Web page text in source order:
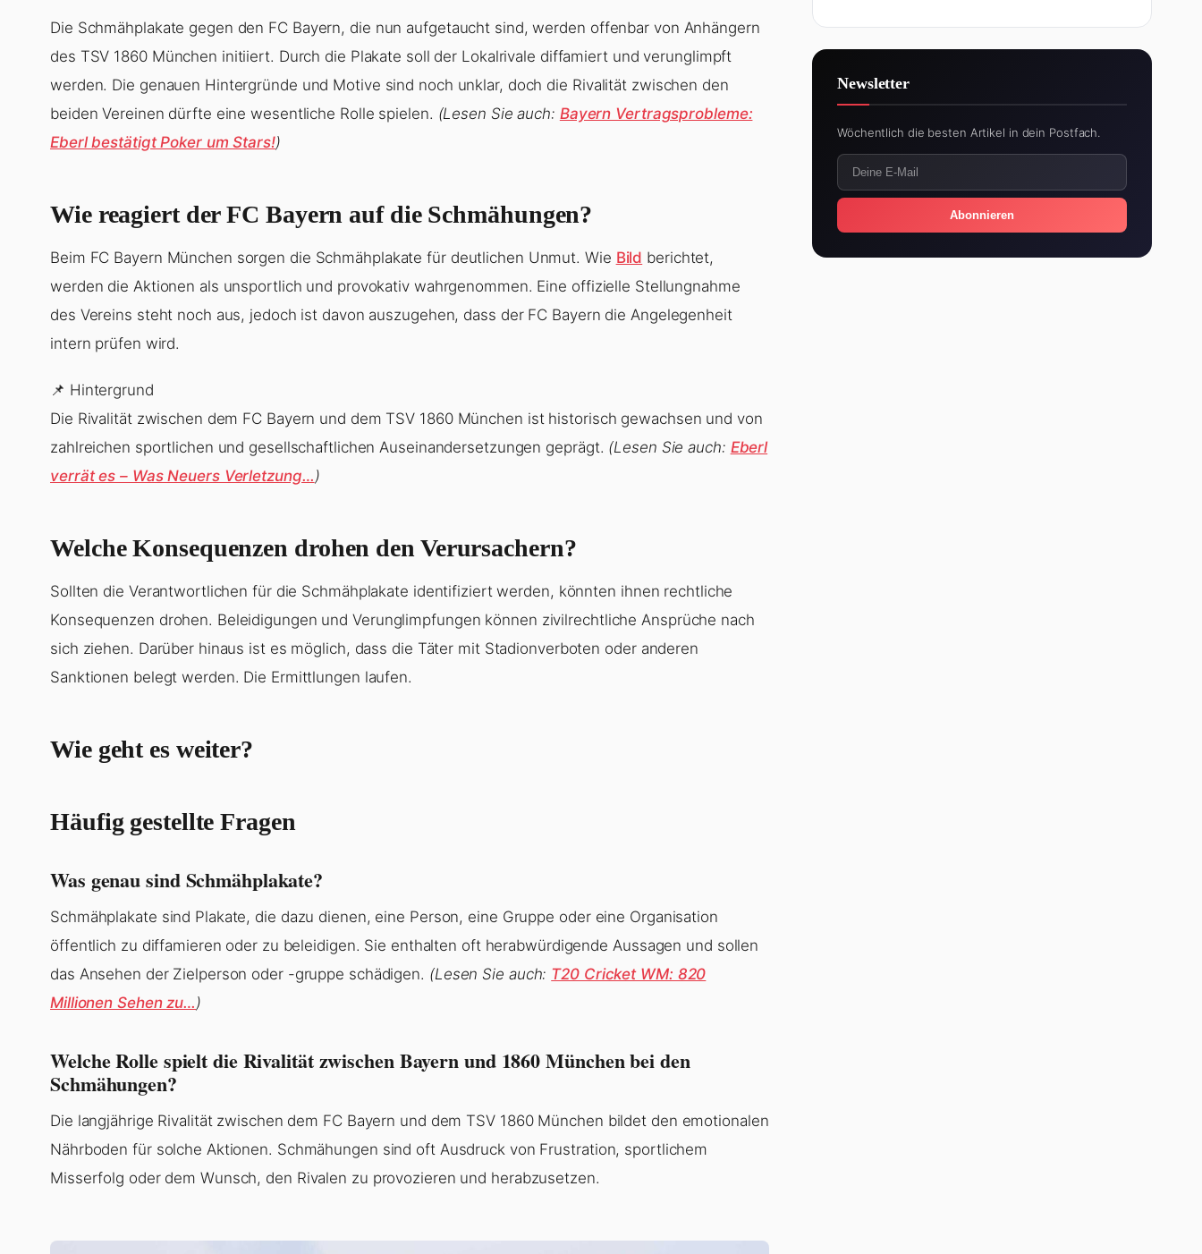
Die Schmähplakate gegen den FC Bayern, die nun aufgetaucht sind, werden offenbar von Anhängern
des TSV 1860 München initiiert. Durch die Plakate soll der Lokalrivale diffamiert und verunglimpft
werden. Die genauen Hintergründe und Motive sind noch unklar, doch die Rivalität zwischen den
beiden Vereinen dürfte eine wesentliche Rolle spielen. (Lesen Sie auch: Bayern Vertragsprobleme:
Eberl bestätigt Poker um Stars!)
Wie reagiert der FC Bayern auf die Schmähungen?
Beim FC Bayern München sorgen die Schmähplakate für deutlichen Unmut. Wie Bild berichtet,
werden die Aktionen als unsportlich und provokativ wahrgenommen. Eine offizielle Stellungnahme
des Vereins steht noch aus, jedoch ist davon auszugehen, dass der FC Bayern die Angelegenheit
intern prüfen wird.
📌 Hintergrund
Die Rivalität zwischen dem FC Bayern und dem TSV 1860 München ist historisch gewachsen und von
zahlreichen sportlichen und gesellschaftlichen Auseinandersetzungen geprägt. (Lesen Sie auch: Eberl
verrät es – Was Neuers Verletzung…)
Welche Konsequenzen drohen den Verursachern?
Sollten die Verantwortlichen für die Schmähplakate identifiziert werden, könnten ihnen rechtliche
Konsequenzen drohen. Beleidigungen und Verunglimpfungen können zivilrechtliche Ansprüche nach
sich ziehen. Darüber hinaus ist es möglich, dass die Täter mit Stadionverboten oder anderen
Sanktionen belegt werden. Die Ermittlungen laufen.
Wie geht es weiter?
Häufig gestellte Fragen
Was genau sind Schmähplakate?
Schmähplakate sind Plakate, die dazu dienen, eine Person, eine Gruppe oder eine Organisation
öffentlich zu diffamieren oder zu beleidigen. Sie enthalten oft herabwürdigende Aussagen und sollen
das Ansehen der Zielperson oder -gruppe schädigen. (Lesen Sie auch: T20 Cricket WM: 820
Millionen Sehen zu…)
Welche Rolle spielt die Rivalität zwischen Bayern und 1860 München bei den
Schmähungen?
Die langjährige Rivalität zwischen dem FC Bayern und dem TSV 1860 München bildet den emotionalen
Nährboden für solche Aktionen. Schmähungen sind oft Ausdruck von Frustration, sportlichem
Misserfolg oder dem Wunsch, den Rivalen zu provozieren und herabzusetzen.
Newsletter
Wöchentlich die besten Artikel in dein Postfach.
Abonnieren